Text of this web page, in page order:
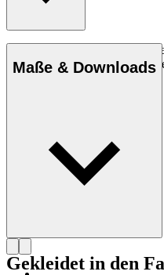
Der dänische Möbeldesigner
und seinen kompromisslosen
Maße & Downloads
Gekleidet in den